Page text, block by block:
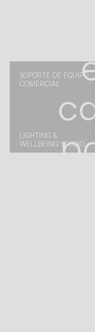
SOPORTE DE EQUIPO
COMERCIAL
LIGHTING &
WELLBEING STUDIO